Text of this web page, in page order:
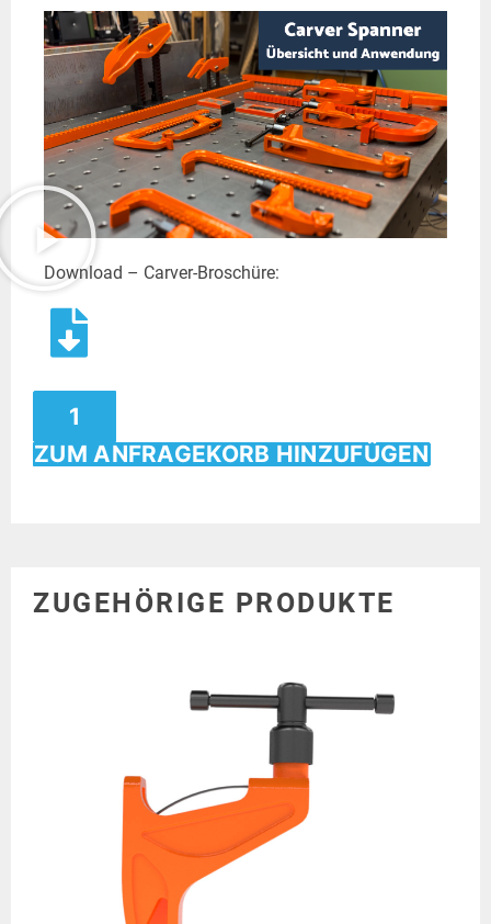
Download – Carver-Broschüre:
ZUM ANFRAGEKORB HINZUFÜGEN
ZUGEHÖRIGE PRODUKTE